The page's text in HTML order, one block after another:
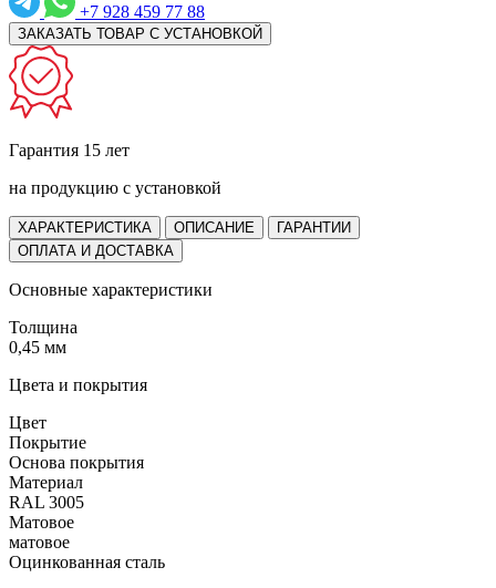
+7 928 459 77 88
ЗАКАЗАТЬ ТОВАР С УСТАНОВКОЙ
Гарантия 15 лет
на продукцию с установкой
ХАРАКТЕРИСТИКА ОПИСАНИЕ
ГАРАНТИИ
ОПЛАТА И ДОСТАВКА
Основные характеристики
Толщина
0,45 мм
Цвета и покрытия
Цвет
Покрытие
Основа покрытия
Материал
RAL 3005
Матовое
матовое
Оцинкованная сталь